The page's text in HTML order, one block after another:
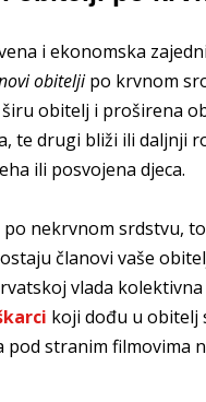
i ekonomska
obiteljipo krvnom
obitelj i proširena
te drugi bliži ili daljnji
ili posvojena djeca.
nekrvnom srdstvu,
članovi vaše
vlada
koji dođu u obitelj
pod stranim filmovima